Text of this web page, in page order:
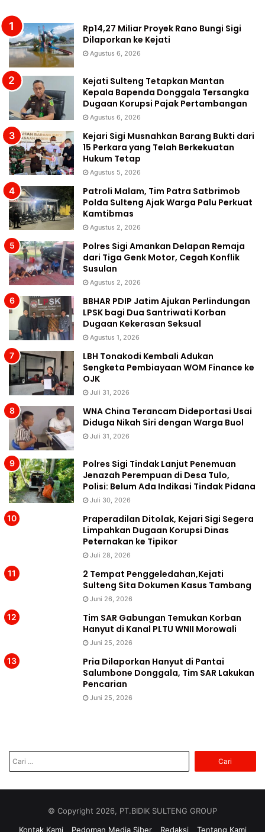
Rp14,27 Miliar Proyek Rano Bungi Sigi
Dilaporkan ke Kejati
Agustus 6, 2026
Kejati Sulteng Tetapkan Mantan
Kepala Bapenda Donggala Tersangka
Dugaan Korupsi Pajak Pertambangan
Agustus 6, 2026
Kejari Sigi Musnahkan Barang Bukti dari
15 Perkara yang Telah Berkekuatan
Hukum Tetap
Agustus 5, 2026
Patroli Malam, Tim Patra Satbrimob
Polda Sulteng Ajak Warga Palu Perkuat
Kamtibmas
Agustus 2, 2026
Polres Sigi Amankan Delapan Remaja
dari Tiga Genk Motor, Cegah Konflik
Susulan
Agustus 2, 2026
BBHAR PDIP Jatim Ajukan Perlindungan
LPSK bagi Dua Santriwati Korban
Dugaan Kekerasan Seksual
Agustus 1, 2026
LBH Tonakodi Kembali Adukan
Sengketa Pembiayaan WOM Finance ke
OJK
Juli 31, 2026
WNA China Terancam Dideportasi Usai
Diduga Nikah Siri dengan Warga Buol
Juli 31, 2026
Polres Sigi Tindak Lanjut Penemuan
Jenazah Perempuan di Desa Tulo,
Polisi: Belum Ada Indikasi Tindak Pidana
Juli 30, 2026
Praperadilan Ditolak, Kejari Sigi Segera
Limpahkan Dugaan Korupsi Dinas
Peternakan ke Tipikor
Juli 28, 2026
2 Tempat Penggeledahan,Kejati
Sulteng Sita Dokumen Kasus Tambang
Juni 26, 2026
Tim SAR Gabungan Temukan Korban
Hanyut di Kanal PLTU WNII Morowali
Juni 25, 2026
Pria Dilaporkan Hanyut di Pantai
Salumbone Donggala, Tim SAR Lakukan
Pencarian
Juni 25, 2026
untuk:
© Copyright 2026, PT.BIDIK SULTENG GROUP
Kontak Kami
Pedoman Media Siber Redaksi Tentang Kami